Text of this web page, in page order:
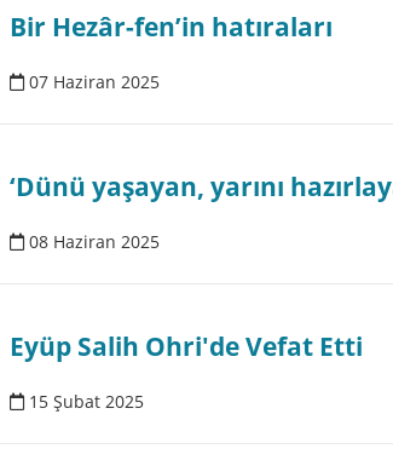
Bir Hezâr-fen’in hatıraları
07 Haziran 2025
‘Dünü yaşayan, yarını
08 Haziran 2025
Eyüp Salih Ohri'de Vefat Etti
15 Şubat 2025